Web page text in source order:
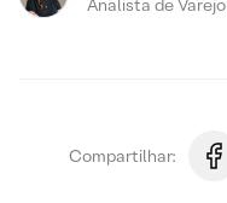
Analista de Varejo
Compartilhar: